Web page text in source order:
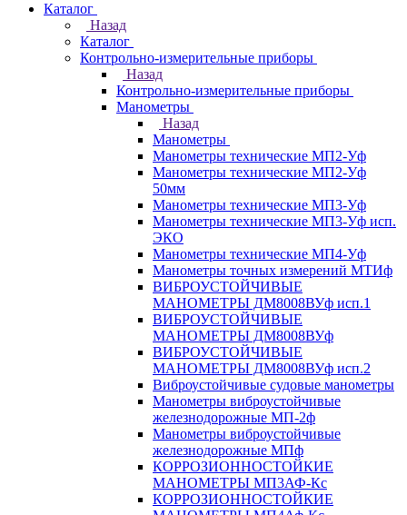
Каталог
Назад
Каталог
Контрольно-измерительные приборы
Назад
Контрольно-измерительные приборы
Манометры
Назад
Манометры
Манометры технические МП2-Уф
Манометры технические МП2-Уф
50мм
Манометры технические МП3-Уф
Манометры технические МП3-Уф исп.
ЭКО
Манометры технические МП4-Уф
Манометры точных измерений МТИф
ВИБРОУСТОЙЧИВЫЕ
МАНОМЕТРЫ ДМ8008ВУф исп.1
ВИБРОУСТОЙЧИВЫЕ
МАНОМЕТРЫ ДМ8008ВУф
ВИБРОУСТОЙЧИВЫЕ
МАНОМЕТРЫ ДМ8008ВУф исп.2
Виброустойчивые судовые манометры
Манометры виброустойчивые
железнодорожные МП-2ф
Манометры виброустойчивые
железнодорожные МПф
КОРРОЗИОННОСТОЙКИЕ
МАНОМЕТРЫ МП3АФ-Кс
КОРРОЗИОННОСТОЙКИЕ